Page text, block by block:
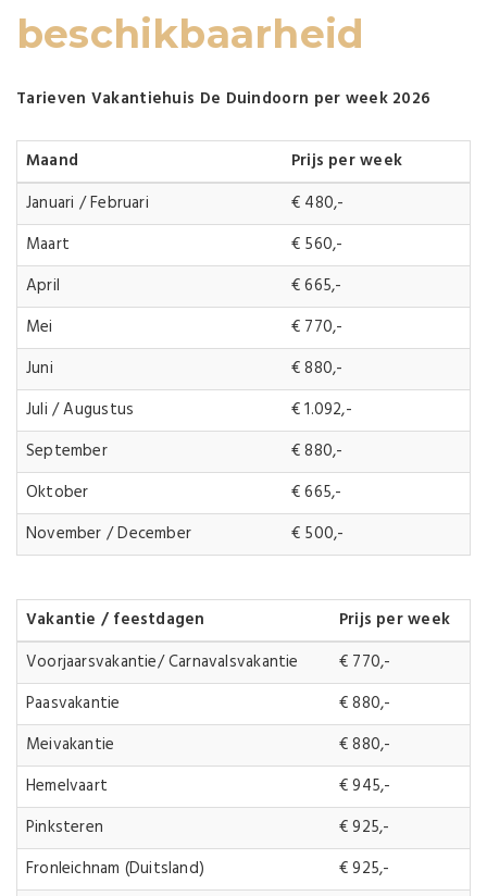
beschikbaarheid
Tarieven Vakantiehuis De Duindoorn per week 2026
Maand
Prijs per week
Januari / Februari
€ 480,-
Maart
€ 560,-
April
€ 665,-
Mei
€ 770,-
Juni
€ 880,-
Juli / Augustus
€ 1.092,-
September
€ 880,-
Oktober
€ 665,-
November / December
€ 500,-
Vakantie / feestdagen
Prijs per week
Voorjaarsvakantie/ Carnavalsvakantie
€ 770,-
Paasvakantie
€ 880,-
Meivakantie
€ 880,-
Hemelvaart
€ 945,-
Pinksteren
€ 925,-
Fronleichnam (Duitsland)
€ 925,-